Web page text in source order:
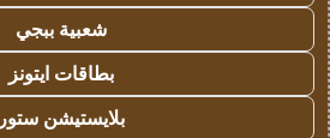
شعبية ببجي
بطاقات ايتونز
بلايستيشن ستور